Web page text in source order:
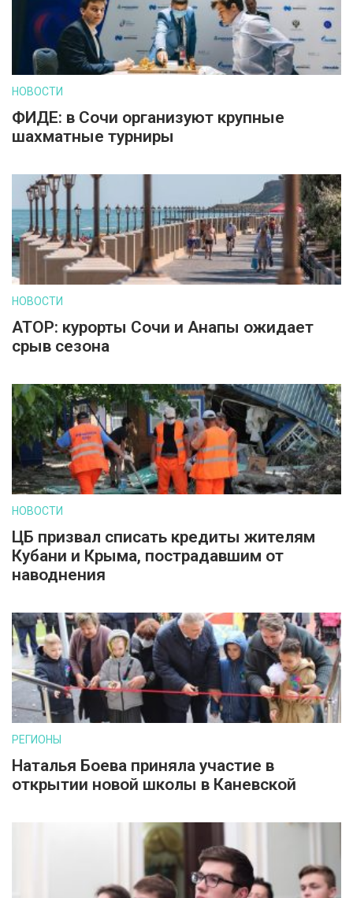
НОВОСТИ
ФИДЕ: в Сочи организуют крупные
шахматные турниры
НОВОСТИ
АТОР: курорты Сочи и Анапы ожидает
срыв сезона
НОВОСТИ
ЦБ призвал списать кредиты жителям
Кубани и Крыма, пострадавшим от
наводнения
РЕГИОНЫ
Наталья Боева приняла участие в
открытии новой школы в Каневской